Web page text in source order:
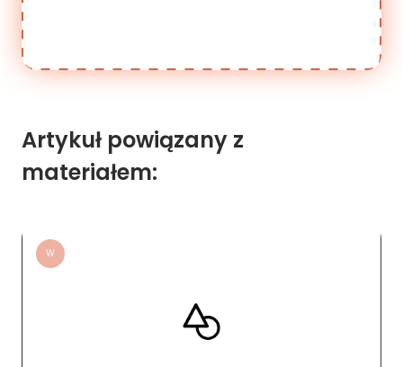
Artykuł powiązany z
materiałem:
W